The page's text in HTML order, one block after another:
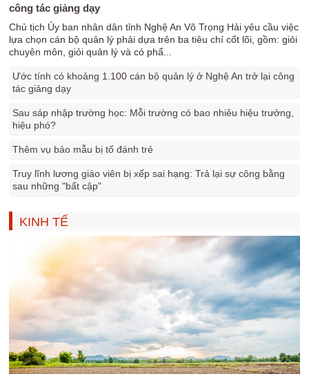
công tác giảng dạy
Chủ tịch Ủy ban nhân dân tỉnh Nghệ An Võ Trọng Hải yêu cầu việc
lựa chọn cán bộ quản lý phải dựa trên ba tiêu chí cốt lõi, gồm: giỏi
chuyên môn, giỏi quản lý và có phẩ...
Ước tính có khoảng 1.100 cán bộ quản lý ở Nghệ An trở lại công
tác giảng dạy
Sau sáp nhập trường học: Mỗi trường có bao nhiêu hiệu trưởng,
hiệu phó?
Thêm vụ bảo mẫu bị tố đánh trẻ
Truy lĩnh lương giáo viên bị xếp sai hạng: Trả lại sự công bằng
sau những "bất cập"
KINH TẾ